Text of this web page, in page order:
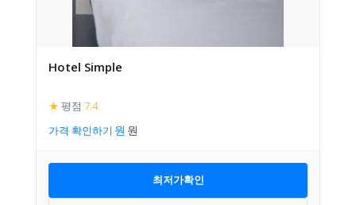
Hotel Simple
★ 평점 7.4
가격 확인하기
최저가확인